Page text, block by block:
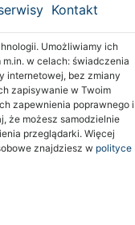
Kontakt
Umożliwiamy ich
w celach: świadczenia
internetowej, bez zmiany
zapisywanie w Twoim
zapewnienia poprawnego i
że możesz samodzielnie
przeglądarki. Więcej
znajdziesz w polityce